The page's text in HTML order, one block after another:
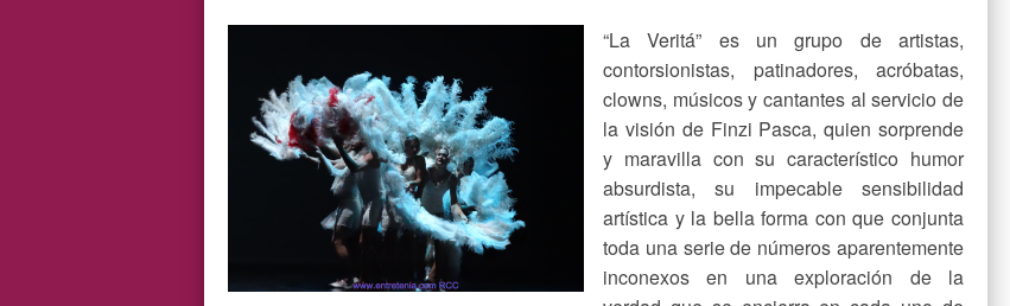
“La Veritá” es un grupo de artistas,
contorsionistas, patinadores, acróbatas,
clowns, músicos y cantantes al servicio de
la visión de Finzi Pasca, quien sorprende
y maravilla con su característico humor
absurdista, su impecable sensibilidad
artística y la bella forma con que conjunta
toda una serie de números aparentemente
inconexos en una exploración de la